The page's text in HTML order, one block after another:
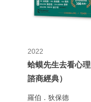
2022
蛤蟆先生去看心
諮商經典）
羅伯．狄保德